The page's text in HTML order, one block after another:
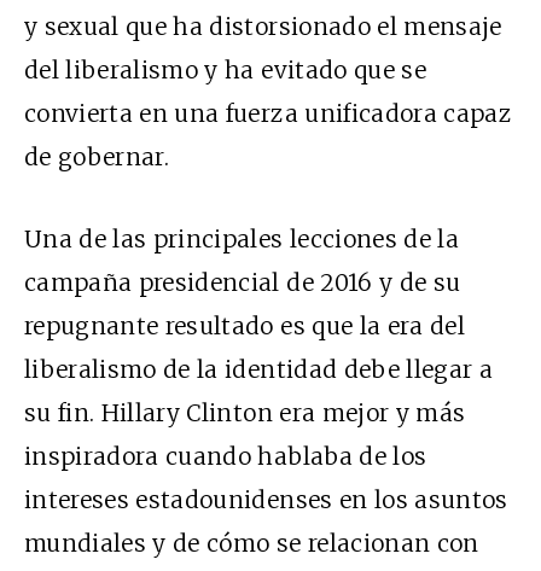
y sexual que ha distorsionado el mensaje
del liberalismo y ha evitado que se
convierta en una fuerza unificadora capaz
de gobernar.
Una de las principales lecciones de la
campaña presidencial de 2016 y de su
repugnante resultado es que la era del
liberalismo de la identidad debe llegar a
su fin. Hillary Clinton era mejor y más
inspiradora cuando hablaba de los
intereses estadounidenses en los asuntos
mundiales y de cómo se relacionan con